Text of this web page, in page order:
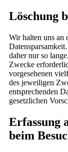
Löschung
Wir halten uns an
daher nur so
Zwecke
vorgesehenen
des jeweiligen
entsprechenden
gesetzlichen
Erfassung
beim